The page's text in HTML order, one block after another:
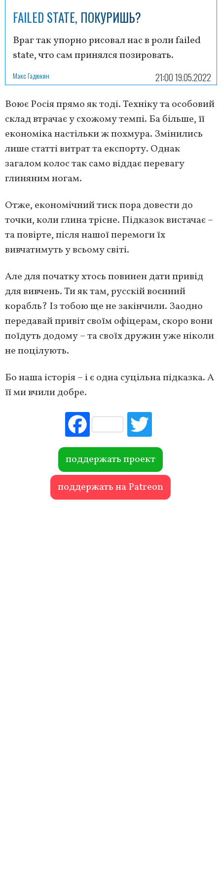
FAILED STATE, ПОКУРИШЬ?
Враг так упорно рисовал нас в роли failed
state, что сам принялся позировать.
Макс Гадюкин 21:00 19.05.2022
Воює Росія прямо як тоді. Техніку та особовий
склад втрачає у схожому темпі. Ба більше, її
економіка настільки ж похмура. Змінились
лише статті витрат та експорту. Однак
загалом колос так само віддає перевагу
глиняним ногам.
Отже, економічний тиск пора довести до
точки, коли глина трісне. Підказок вистачає –
та повірте, після нашої перемоги їх
вивчатимуть у всьому світі.
Але для початку хтось повинен дати привід
для вивчень. Ти як там, русскій воєнний
корабль? Із тобою ще не закінчили. Заодно
передавай привіт своїм офіцерам, скоро вони
поїдуть додому – та своїх дружин уже ніколи
не поцілують.
Бо наша історія – і є одна суцільна підказка. А
її ми вчили добре.
Fac
ebo
ok r
поддержать проект
поддержать на Patreon